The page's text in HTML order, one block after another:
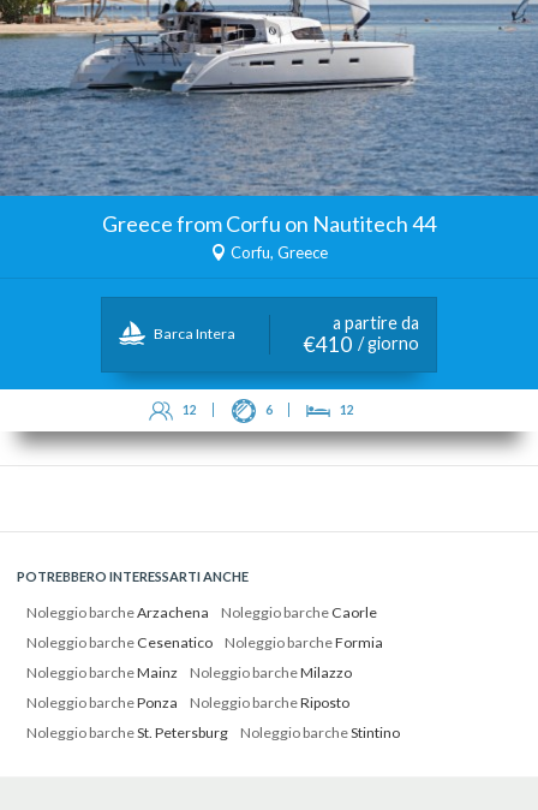
Greece from Corfu on Nautitech 44
Corfu, Greece
Barca Intera
a partire da
€410 / giorno
12 6 12
POTREBBERO INTERESSARTI ANCHE
Noleggio barcheArzachena Noleggio barche Caorle
Noleggio barche Cesenatico Noleggio barcheFormia
Noleggio barcheMainz Noleggio barcheMilazzo
Noleggio barchePonza Noleggio barcheRiposto
Noleggio barcheSt. Petersburg Noleggio barcheStintino